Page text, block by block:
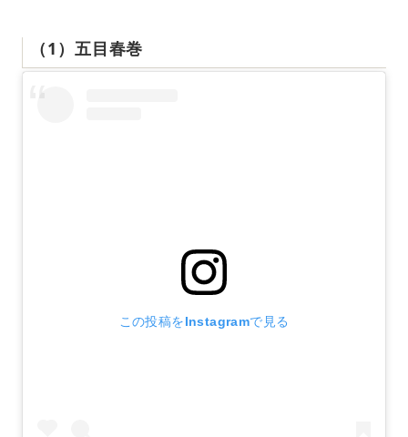
（1）五目春巻
この投稿をInstagramで見る